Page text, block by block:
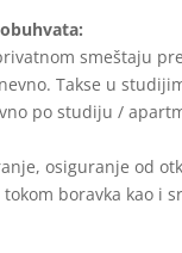
smeštaju
Takse u
po studiju /
osiguranje od
boravka kao i